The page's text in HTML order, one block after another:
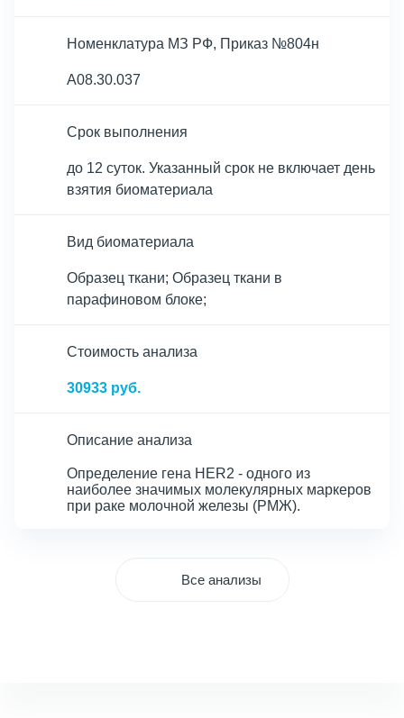
Номенклатура МЗ РФ, Приказ №804н
A08.30.037
Срок выполнения
до 12 суток. Указанный срок не включает день
взятия биоматериала
Вид биоматериала
Образец ткани; Образец ткани в
парафиновом блоке;
Cтоимость анализа
30933 руб.
Описание анализа
Определение гена HER2 - одного из
наиболее значимых молекулярных маркеров
при раке молочной железы (РМЖ).
Все анализы